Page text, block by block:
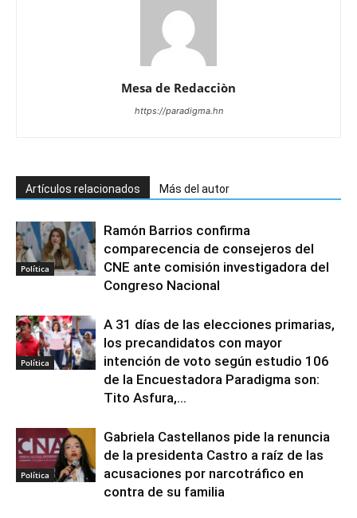
Mesa de Redacciòn
https://paradigma.hn
Artículos relacionados Más del autor
Política
Ramón Barrios confirma
comparecencia de consejeros del
CNE ante comisión investigadora del
Congreso Nacional
Política
A 31 días de las elecciones primarias,
los precandidatos con mayor
intención de voto según estudio 106
de la Encuestadora Paradigma son:
Tito Asfura,...
Política
Gabriela Castellanos pide la renuncia
de la presidenta Castro a raíz de las
acusaciones por narcotráfico en
contra de su familia